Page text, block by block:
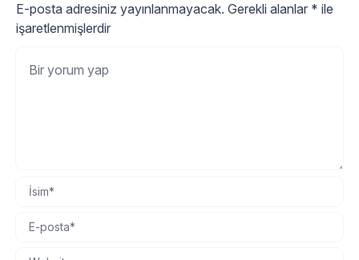
E-posta adresiniz yayınlanmayacak. Gerekli alanlar * ile
işaretlenmişlerdir